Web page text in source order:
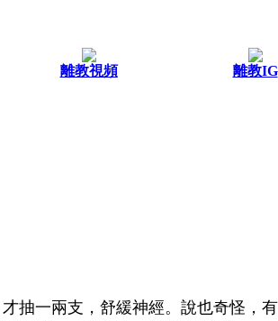
離教視頻 離教IG
抽一兩支，舒緩神經。說也奇怪，